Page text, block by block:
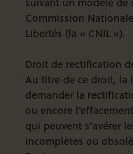
Commission
Libertés (la « CNIL »).
Droit de rectification
Au titre de ce droit, la
demander la
ou encore
qui peuvent s’avérer
incomplètes ou